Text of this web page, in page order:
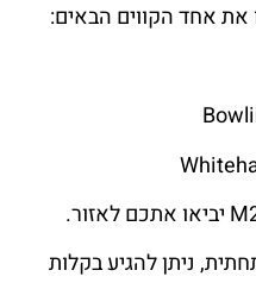
ניתן להגיע בקלות